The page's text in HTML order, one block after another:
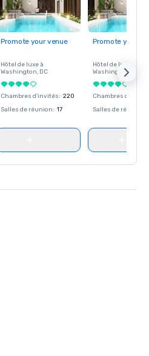
Promote your venue
Hôtel de luxe à
Washington, DC
Chambres d'invités: 220
Salles de réunion: 17
Promote your
Hôtel de luxe à
Washington
Chambres
Salles de réunion